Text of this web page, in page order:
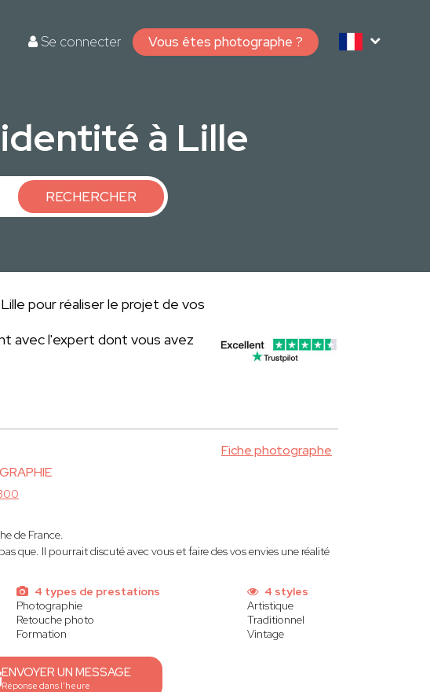
Se connecter Vous êtes photographe ?
à Lille
RECHERCHER
pour réaliser le projet de vos
avec l'expert dont vous avez
Fiche photographe
de France.
que. Il pourrait discuté avec vous et faire des vos envies une réalité
4 types de prestations
Photographie
Retouche photo
Formation
4 styles
Artistique
Traditionnel
Vintage
ENVOYER UN MESSAGE
Réponse dans l'heure